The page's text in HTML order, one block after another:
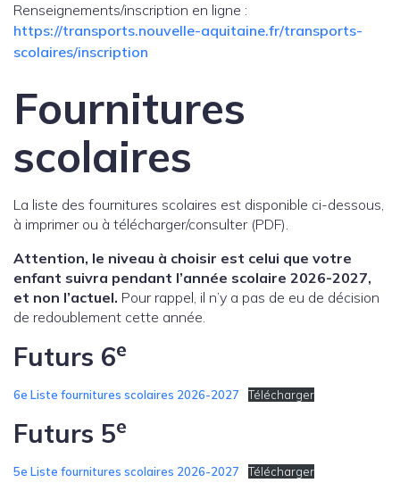
Renseignements/inscription en ligne :
https://transports.nouvelle-aquitaine.fr/transports-
scolaires/inscription
Fournitures
scolaires
La liste des fournitures scolaires est disponible ci-dessous,
à imprimer ou à télécharger/consulter (PDF).
Attention, le niveau à choisir est celui que votre
enfant suivra pendant l’année scolaire 2026-2027,
et non l’actuel. Pour rappel, il n’y a pas de eu de décision
de redoublement cette année.
Futurs 6e
6e Liste fournitures scolaires 2026-2027 Télécharger
Futurs 5e
5e Liste fournitures scolaires 2026-2027 Télécharger